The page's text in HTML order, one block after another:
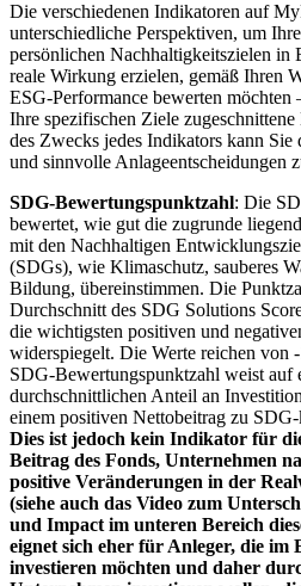
Die verschiedenen Indikatoren auf
unterschiedliche Perspektiven, um
persönlichen Nachhaltigkeitszielen in
reale Wirkung erzielen, gemäß Ihren
ESG-Performance bewerten möchten
Ihre spezifischen Ziele
des Zwecks jedes Indikators kann Sie
und sinnvolle Anlageentscheidungen
SDG-Bewertungspunktzahl: Die
bewertet, wie gut die zugrunde
mit den Nachhaltigen
(SDGs), wie Klimaschutz, sauberes
Bildung, übereinstimmen. Die
Durchschnitt des SDG Solutions
die wichtigsten positiven und
widerspiegelt. Die Werte reichen von
SDG-Bewertungspunktzahl weist auf
durchschnittlichen Anteil an
einem positiven Nettobeitrag zu
Dies ist jedoch kein Indikator für
Beitrag des Fonds, Unternehmen
positive Veränderungen in der
(siehe auch das Video zum
und Impact im unteren Bereich
eignet sich eher für Anleger, die
investieren möchten und daher